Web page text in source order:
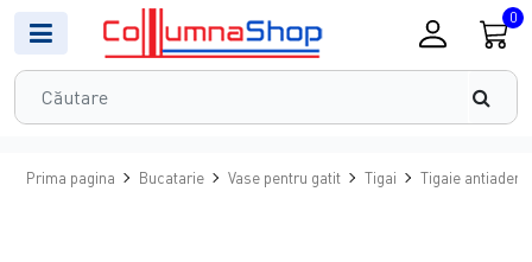
0
Prima pagina Bucatarie Vase pentru gatit Tigai Tigaie